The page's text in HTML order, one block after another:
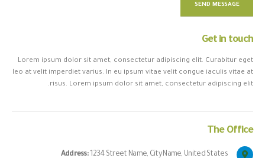
Get in touch
Lorem ipsum dolor sit amet, consectetur adipiscing elit. Curabitur eget
leo at velit imperdiet varius. In eu ipsum vitae velit congue iaculis vitae at
risus. Lorem ipsum dolor sit amet, consectetur adipiscing elit.
The Office
Address: 1234 Street Name, City Name, United States